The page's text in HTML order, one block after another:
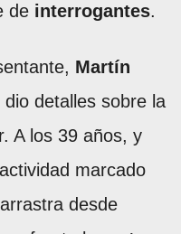
de interrogantes.
Martín
detalles sobre la
A los 39 años, y
marcado
desde